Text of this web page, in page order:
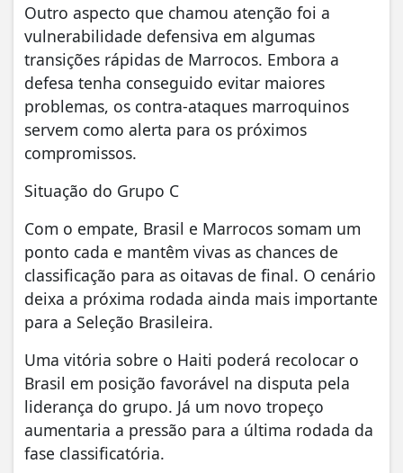
Outro aspecto que chamou atenção foi a
vulnerabilidade defensiva em algumas
transições rápidas de Marrocos. Embora a
defesa tenha conseguido evitar maiores
problemas, os contra-ataques marroquinos
servem como alerta para os próximos
compromissos.
Situação do Grupo C
Com o empate, Brasil e Marrocos somam um
ponto cada e mantêm vivas as chances de
classificação para as oitavas de final. O cenário
deixa a próxima rodada ainda mais importante
para a Seleção Brasileira.
Uma vitória sobre o Haiti poderá recolocar o
Brasil em posição favorável na disputa pela
liderança do grupo. Já um novo tropeço
aumentaria a pressão para a última rodada da
fase classificatória.